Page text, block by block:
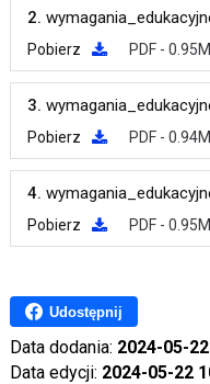
2.
Pobierz PDF -
3.
Pobierz PDF -
4.
Pobierz PDF -
Udostępnij
Data dodania: 2024-05-
Data edycji: 2024-05-22